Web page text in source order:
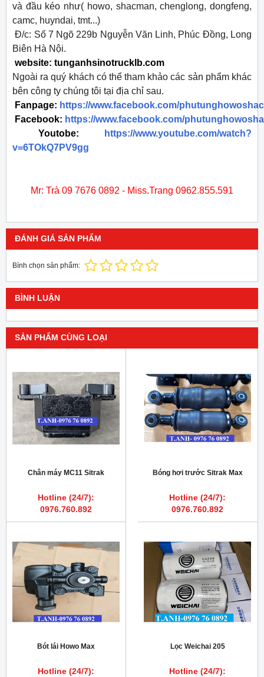
và đầu kéo như( howo, shacman, chenglong, dongfeng,
camc, huyndai, tmt...)
Đ/c: Số 7 Ngõ 229b Nguyễn Văn Linh, Phúc Đồng, Long
Biên Hà Nội.
website: tunganhsinotrucklb.com
Ngoài ra quý khách có thể tham khảo các sản phẩm khác
bên công ty chúng tôi tại địa chỉ sau.
Fanpage: https://www.facebook.com/
Facebook: https://www.facebook.com/
Youtobe:
https://www.youtube.com/watch?
v=6TOkQ7PV9gg
Mr: Trà 09 7676 0892 - Miss.Trang 0962.855.591
ĐÁNH GIÁ SẢN PHẨM
Bình chọn sản phẩm:
BÌNH LUẬN
SẢN PHẨM CÙNG LOẠI
Chân máy MC11 Sitrak
Hotline (24/7):
0976.760.892
Bóng hơi trước Sitrak Max
Hotline (24/7):
0976.760.892
Bót lái Howo Max
Hotline (24/7):
Lọc Weichai 205
Hotline (24/7):